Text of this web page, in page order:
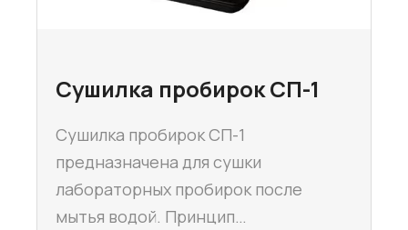
Сушилка пробирок СП-1
Сушилка пробирок СП-1
предназначена для сушки
лабораторных пробирок после
мытья водой. Принцип…